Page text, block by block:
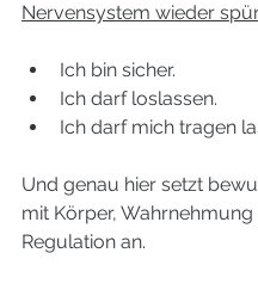
Nervensystem wieder
Ich bin sicher.
Ich darf loslassen.
Ich darf mich tragen
Und genau hier setzt
mit Körper, Wahrnehmung
Regulation an.